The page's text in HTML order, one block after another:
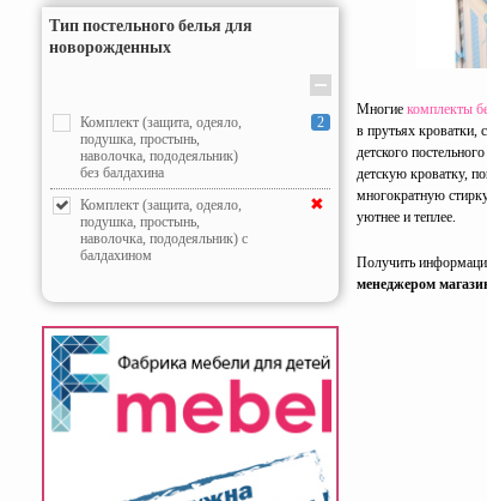
Тип постельного белья для
новорожденных
Комплект (защита, одеяло,
подушка, простынь,
наволочка, пододеяльник)
без балдахина
2
Комплект (защита, одеяло,
подушка, простынь,
наволочка, пододеяльник) с
балдахином
✖
Многие комплекты
в прутьях кроватки,
детского
детскую кроватку,
многократную
уютнее и теплее.
Получить
менеджером